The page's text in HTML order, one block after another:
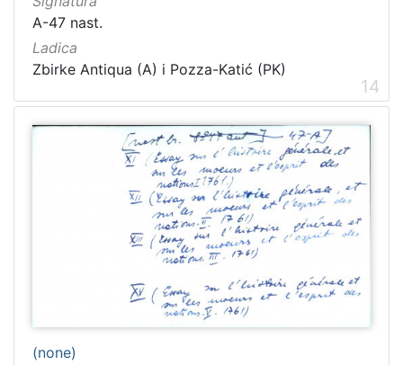
A-47 nast.
Ladica
Zbirke Antiqua (A) i Pozza-Katić (PK)
14
(none)